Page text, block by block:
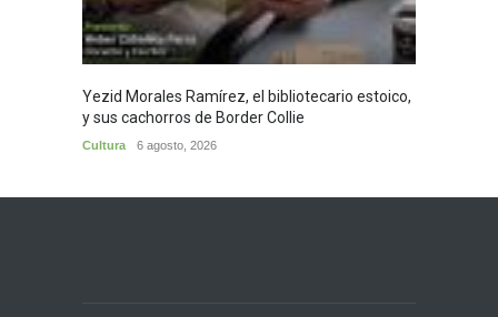
Yezid Morales Ramírez, el bibliotecario estoico,
y sus cachorros de Border Collie
Cultura 6 agosto, 2026